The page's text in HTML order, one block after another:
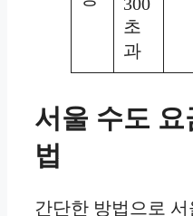
초
과
서울 수도
법
간단한 방법으로